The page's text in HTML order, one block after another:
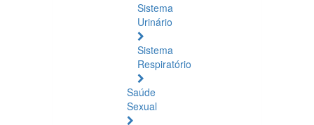
Sistema
Urinário
Sistema
Respiratório
Saúde
Sexual